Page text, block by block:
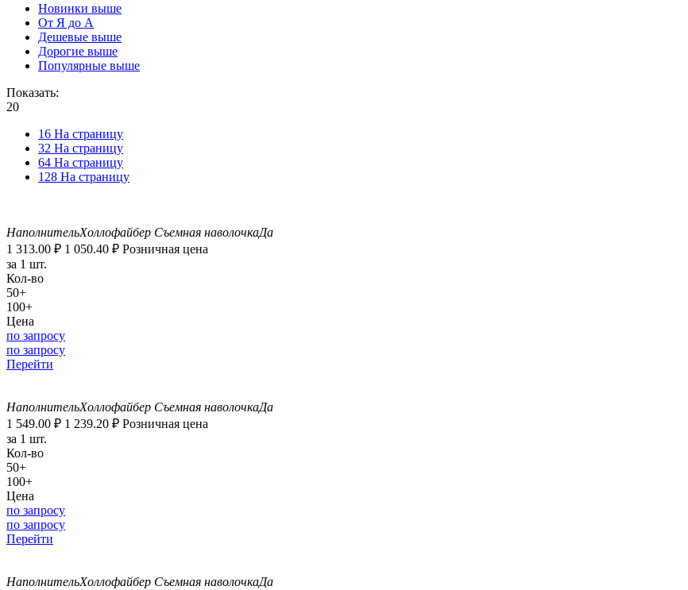
Новинки выше
От Я до А
Дешевые выше
Дорогие выше
Популярные выше
Показать:
20
16 На страницу
32 На страницу
64 На страницу
128 На страницу
НаполнительХоллофайбер Съемная наволочкаДа
1 313.00 ₽ 1 050.40 ₽ Розничная цена
за 1 шт.
Кол-во
50+
100+
Цена
по запросу
по запросу
Перейти
НаполнительХоллофайбер Съемная наволочкаДа
1 549.00 ₽ 1 239.20 ₽ Розничная цена
за 1 шт.
Кол-во
50+
100+
Цена
по запросу
по запросу
Перейти
НаполнительХоллофайбер Съемная наволочкаДа